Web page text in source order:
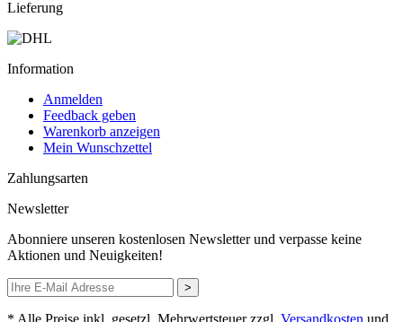
Lieferung
Information
Anmelden
Feedback geben
Warenkorb anzeigen
Mein Wunschzettel
Zahlungsarten
Newsletter
Abonniere unseren kostenlosen Newsletter und verpasse keine
Aktionen und Neuigkeiten!
>
* Alle Preise inkl. gesetzl. Mehrwertsteuer zzgl. Versandkosten und